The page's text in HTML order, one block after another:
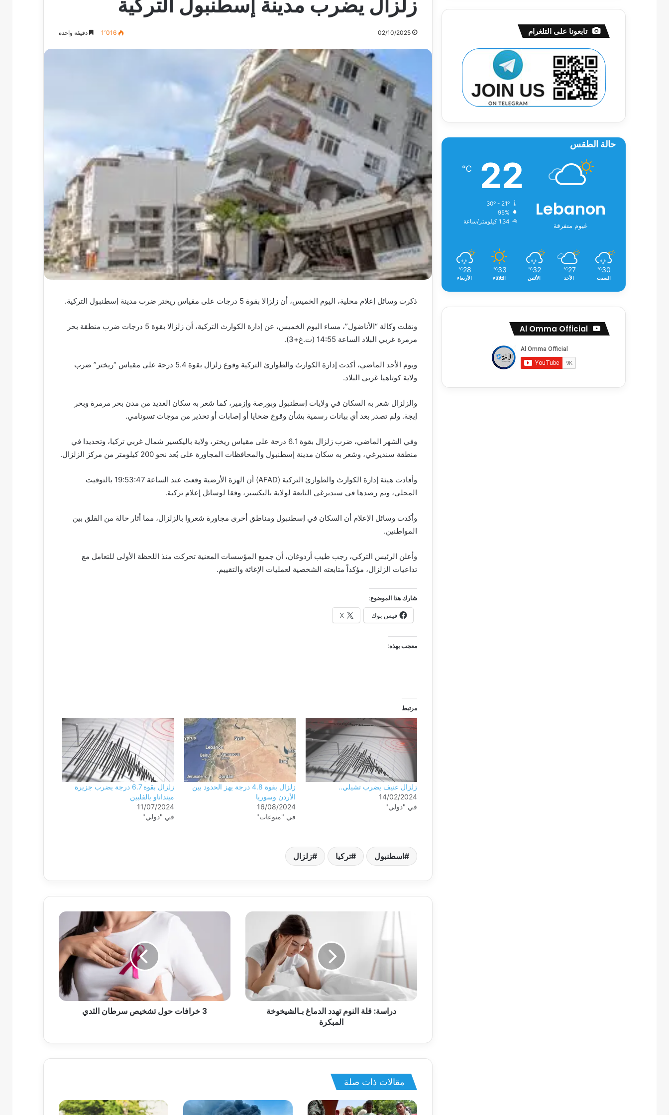
02/10/2025 1٬016 دقيقة واحدة
ذكرت وسائل إعلام محلية، اليوم الخميس، أن زلزالا بقوة 5 درجات على مقياس ريختر ضرب مدينة إسطنبول التركية.
ونقلت وكالة “الأناضول”، مساء اليوم الخميس، عن إدارة الكوارث التركية، أن زلزالا بقوة 5 درجات ضرب منطقة بحر
مرمرة غربي البلاد الساعة 14:55 (ت.غ+3).
ويوم الأحد الماضي، أكدت إدارة الكوارث والطوارئ التركية وقوع زلزال بقوة 5.4 درجة على مقياس “ريختر” ضرب
ولاية كوتاهيا غربي البلاد.
والزلزال شعر به السكان في ولايات إسطنبول وبورصة وإزمير، كما شعر به سكان العديد من مدن بحر مرمرة وبحر
إيجة. ولم تصدر بعد أي بيانات رسمية بشأن وقوع ضحايا أو إصابات أو تحذير من موجات تسونامي.
وفي الشهر الماضي، ضرب زلزال بقوة 6.1 درجة على مقياس ريختر، ولاية باليكسير شمال غربي تركيا، وتحديدا في
منطقة سنديرغي، وشعر به سكان مدينة إسطنبول والمحافظات المجاورة على بُعد نحو 200 كيلومتر من مركز الزلزال.
وأفادت هيئة إدارة الكوارث والطوارئ التركية (AFAD) أن الهزة الأرضية وقعت عند الساعة 19:53:47 بالتوقيت
المحلي، وتم رصدها في سنديرغي التابعة لولاية باليكسير، وفقا لوسائل إعلام تركية.
وأكدت وسائل الإعلام أن السكان في إسطنبول ومناطق أخرى مجاورة شعروا بالزلزال، مما أثار حالة من القلق بين
المواطنين.
وأعلن الرئيس التركي، رجب طيب أردوغان، أن جميع المؤسسات المعنية تحركت منذ اللحظة الأولى للتعامل مع
تداعيات الزلزال، مؤكداً متابعته الشخصية لعمليات الإغاثة والتقييم.
شارك هذا الموضوع:
فيس بوك X
معجب بهذه:
مرتبط
زلزال عنيف يضرب تشيلي..
14/02/2024
في "دولي"
زلزال بقوة 4.8 درجة يهز الحدود بين
الأردن وسوريا
16/08/2024
في "منوعات"
زلزال بقوة 6.7 درجة يضرب جزيرة
مينداناو بالفلبين
11/07/2024
في "دولي"
اسطنبول تركيا زلزال
دراسة: قلة النوم تهدد الدماغ بـالشيخوخة
المبكرة
3 خرافات حول تشخيص سرطان الثدي
مقالات ذات صلة
تابعونا على التلغرام
حالة الطقس
Lebanon
غيوم متفرقة
22
℃
30º - 21º
95%
1.34 كيلومتر/ساعة
30
℃
السبت
27
℃
الأحد
32
℃
الأثنين
33
℃
الثلاثاء
28
℃
الأربعاء
Al Omma Official